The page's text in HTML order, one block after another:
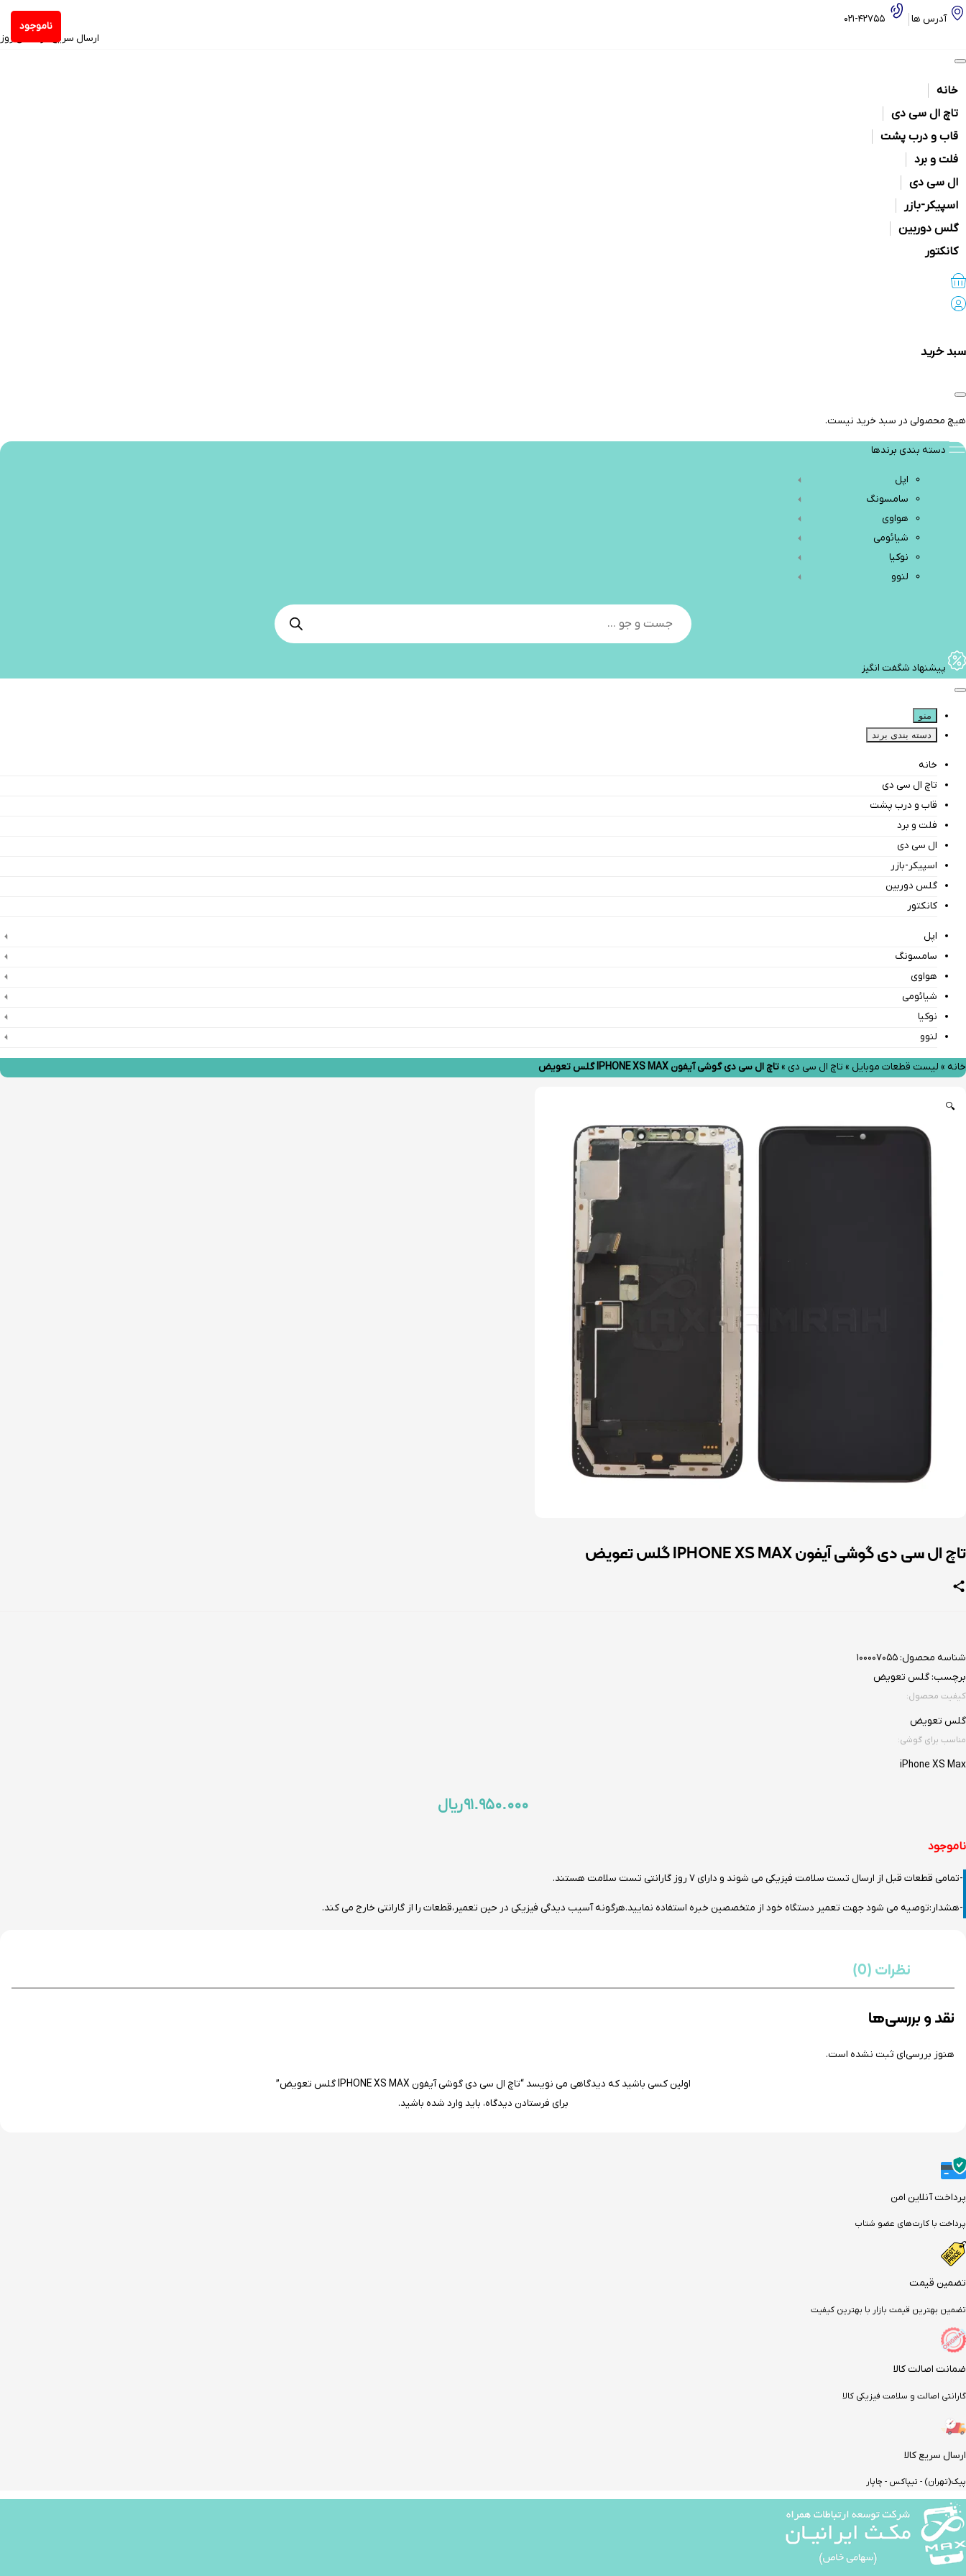
آدرس ها
ارسال سریع در همان روز
خانه
تاچ ال سی دی
قاب و درب پشت
فلت و برد
ال سی دی
اسپیکر-بازر
گلس دوربین
کانکتور
سبد خرید
هیچ محصولی در سبد خرید نیست.
دسته بندی برندها
اپل
سامسونگ
هواوی
شیائومی
نوکیا
لنوو
Products
search
پیشنهاد شگفت انگیز
منو
دسته بندی برند
خانه
تاچ ال سی دی
قاب و درب پشت
فلت و برد
ال سی دی
اسپیکر-بازر
گلس دوربین
کانکتور
اپل
سامسونگ
هواوی
شیائومی
نوکیا
لنوو
خانه » لیست قطعات موبایل » تاچ ال سی دی »تاچ ال سی دی گوشی آیفون IPHONE XS MAX گلس تعویض
ناموجود
🔍
تاچ ال سی دی گوشی آیفون IPHONE XS MAX گلس تعویض
شناسه محصول: 100007055
برچسب: گلس تعویض
کیفیت محصول:
گلس تعویض
مناسب برای گوشی:
iPhone XS Max
۹۱.۹۵۰.۰۰۰ریال
ناموجود
-تمامی قطعات قبل از ارسال تست سلامت فیزیکی می شوند و دارای 7 روز گارانتی تست سلامت هستند.
-هشدار:توصیه می شود جهت تعمیر دستگاه خود از متخصصین خبره استفاده نمایید.هرگونه آسیب دیدگی فیزیکی در حین تعمیر،قطعات را از گارانتی خارج می کند.
نظرات (0)
نقد و بررسی‌ها
هنوز بررسی‌ای ثبت نشده است.
اولین کسی باشید که دیدگاهی می نویسد “تاچ ال سی دی گوشی آیفون IPHONE XS MAX گلس تعویض”
برای فرستادن دیدگاه، باید وارد شده باشید.
پرداخت آنلاین امن
پرداخت با کارت‌های عضو شتاب
تضمین قیمت
تضمین بهترین قیمت بازار با بهترین کیفیت
ضمانت اصالت کالا
گارانتی اصالت و سلامت فیزیکی کالا
ارسال سریع کالا
پیک(تهران) - تیپاکس - چاپار